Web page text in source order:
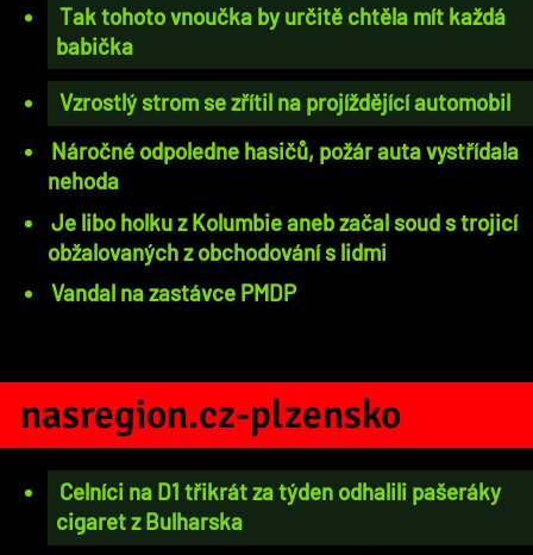
Tak tohoto vnoučka by určitě chtěla mít každá
babička
Vzrostlý strom se zřítil na projíždějící automobil
Náročné odpoledne hasičů, požár auta vystřídala
nehoda
Je libo holku z Kolumbie aneb začal soud s trojicí
obžalovaných z obchodování s lidmi
Vandal na zastávce PMDP
nasregion.cz-plzensko
Celníci na D1 třikrát za týden odhalili pašeráky
cigaret z Bulharska